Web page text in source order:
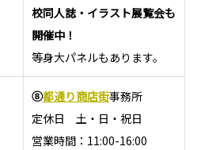
校同人誌・イラスト展覧会も
開催中！
等身大パネルもあります。
⑧都通り商店街事務所
定休日 土・日・祝日
営業時間：11:00-16:00